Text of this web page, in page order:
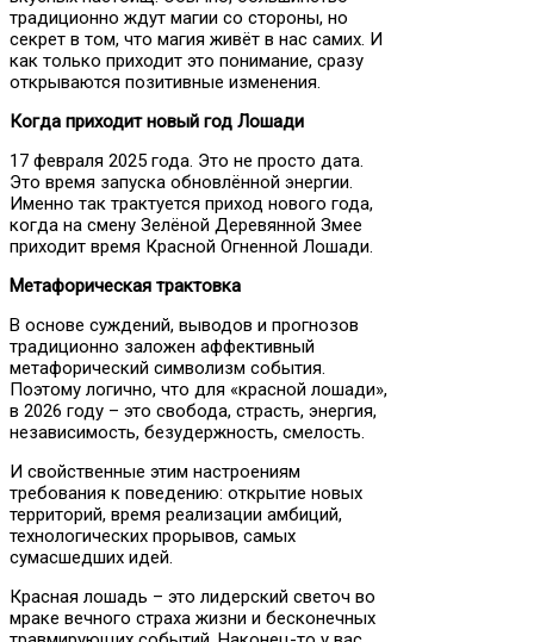
традиционно ждут магии со стороны, но
секрет в том, что магия живёт в нас самих. И
как только приходит это понимание, сразу
открываются позитивные изменения.
Когда приходит новый год Лошади
17 февраля 2025 года. Это не просто дата.
Это время запуска обновлённой энергии.
Именно так трактуется приход нового года,
когда на смену Зелёной Деревянной Змее
приходит время Красной Огненной Лошади.
Метафорическая трактовка
В основе суждений, выводов и прогнозов
традиционно заложен аффективный
метафорический символизм события.
Поэтому логично, что для «красной лошади»,
в 2026 году – это свобода, страсть, энергия,
независимость, безудержность, смелость.
И свойственные этим настроениям
требования к поведению: открытие новых
территорий, время реализации амбиций,
технологических прорывов, самых
сумасшедших идей.
Красная лошадь – это лидерский светоч во
мраке вечного страха жизни и бесконечных